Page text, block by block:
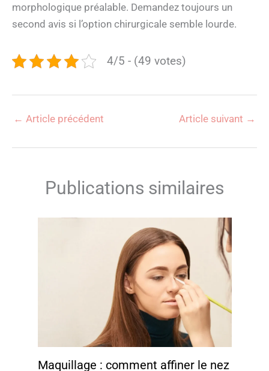
morphologique préalable. Demandez toujours un
second avis si l’option chirurgicale semble lourde.
4/5 - (49 votes)
← Article précédent Article suivant →
Publications similaires
Maquillage : comment affiner le nez